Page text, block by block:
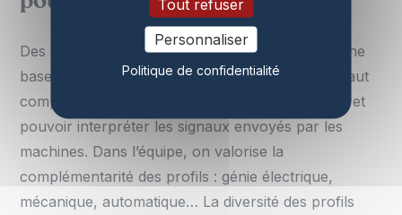
Des compétences en maintenance constituent une
base solide pour bien appréhender le métier. Il faut
comprendre ce qui se passe sur site, à distance, et
pouvoir interpréter les signaux envoyés par les
machines. Dans l’équipe, on valorise la
complémentarité des profils : génie électrique,
mécanique, automatique… La diversité des profils
Tout refuser
Personnaliser
Politique de confidentialité